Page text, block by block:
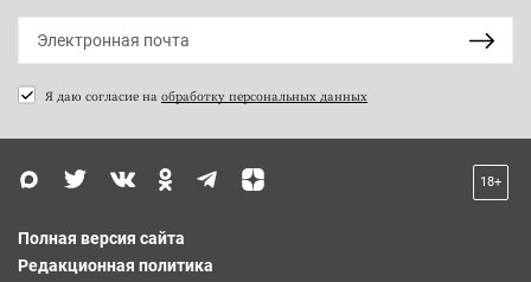
Я даю согласие на обработку персональных данных
18+
Полная версия сайта
Редакционная политика